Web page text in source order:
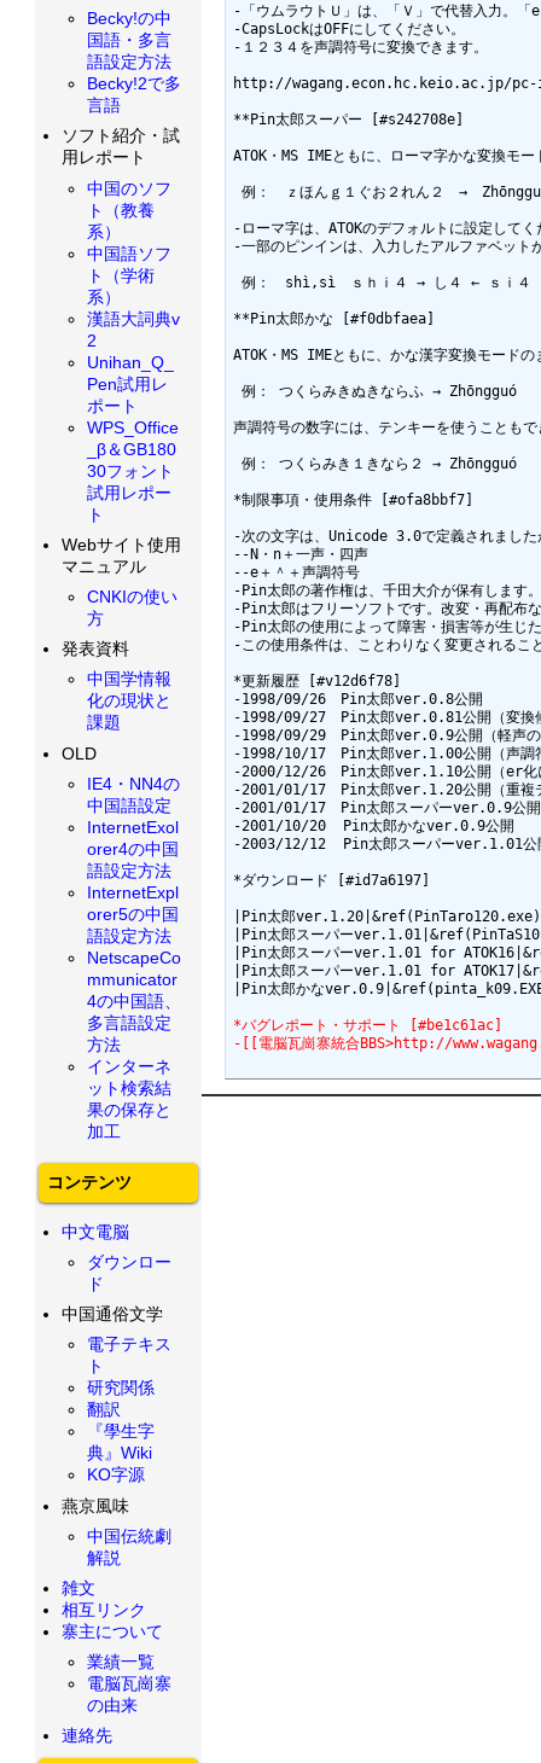
-「ウムラウトＵ」は、「Ｖ」で代替入力。
-CapsLockはOFFにしてください。
-１２３４を声調符号に変換できます。
http://wagang.econ.hc.keio.ac.jp/
**Pin太郎スーパー [#s242708e]
ATOK・MS IMEともに、ローマ字かな変換モ
例：　ｚほんｇ１ぐお２れん２　→　
-ローマ字は、ATOKのデフォルトに設定して
-一部のピンインは、入力したアルファベッ
例：　shì,sì　ｓｈｉ４ → し４ ← ｓｉ
**Pin太郎かな [#f0dbfaea]
ATOK・MS IMEともに、かな漢字変換モード
例： つくらみきぬきならふ → Zhōngguó
声調符号の数字には、テンキーを使うことも
例： つくらみき１きなら２ → Zhōngguó
*制限事項・使用条件 [#ofa8bbf7]
-次の文字は、Unicode 3.0で定義されました
--N・n＋一声・四声
--e＋＾＋声調符号
-Pin太郎の著作権は、千田大介が保有します
-Pin太郎はフリーソフトです。改変・再配布
-Pin太郎の使用によって障害・損害等が生じ
-この使用条件は、ことわりなく変更されるこ
*更新履歴 [#v12d6f78]
-1998/09/26　Pin太郎ver.0.8公開
-1998/09/27　Pin太郎ver.0.81公開（変換
-1998/09/29　Pin太郎ver.0.9公開（軽声
-1998/10/17　Pin太郎ver.1.00公開（声調
-2000/12/26　Pin太郎ver.1.10公開（er
-2001/01/17　Pin太郎ver.1.20公開（重複
-2001/01/17　Pin太郎スーパーver.0.9公
-2001/10/20  Pin太郎かなver.0.9公開
-2003/12/12  Pin太郎スーパーver.1.01公開
*ダウンロード [#id7a6197]
|Pin太郎
|Pin太郎スーパー
|Pin太郎スーパーver.1.01 for
|Pin太郎スーパーver.1.01 for
|Pin太郎かな
*バグレポート・サポート [#be1c61ac]
-[[電脳瓦崗寨統合BBS>http://
Becky!の中
国語・多言
語設定方法
Becky!2で多
言語
ソフト紹介・試
用レポート
中国のソフ
ト（教養
系）
中国語ソフ
ト（学術
系）
漢語大詞典v
2
Unihan_Q_
Pen試用レ
ポート
WPS_Office
_β＆GB180
30フォント
試用レポー
ト
Webサイト使用
マニュアル
CNKIの使い
方
発表資料
中国学情報
化の現状と
課題
OLD
IE4・NN4の
中国語設定
InternetExol
orer4の中国
語設定方法
InternetExpl
orer5の中国
語設定方法
NetscapeCo
mmunicator
4の中国語、
多言語設定
方法
インターネ
ット検索結
果の保存と
加工
コンテンツ
中文電脳
ダウンロー
ド
中国通俗文学
電子テキス
ト
研究関係
翻訳
『學生字
典』Wiki
KO字源
燕京風味
中国伝統劇
解説
雑文
相互リンク
寨主について
業績一覧
電脳瓦崗寨
の由来
連絡先